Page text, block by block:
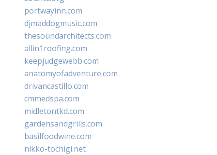
portwayinn.com
djmaddogmusic.com
thesoundarchitects.com
allin1roofing.com
keepjudgewebb.com
anatomyofadventure.com
drivancastillo.com
cmmedspa.com
midletontkd.com
gardensandgrills.com
basilfoodwine.com
nikko-tochigi.net